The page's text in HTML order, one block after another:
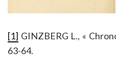
[1] GINZBERG L., «
63-64.